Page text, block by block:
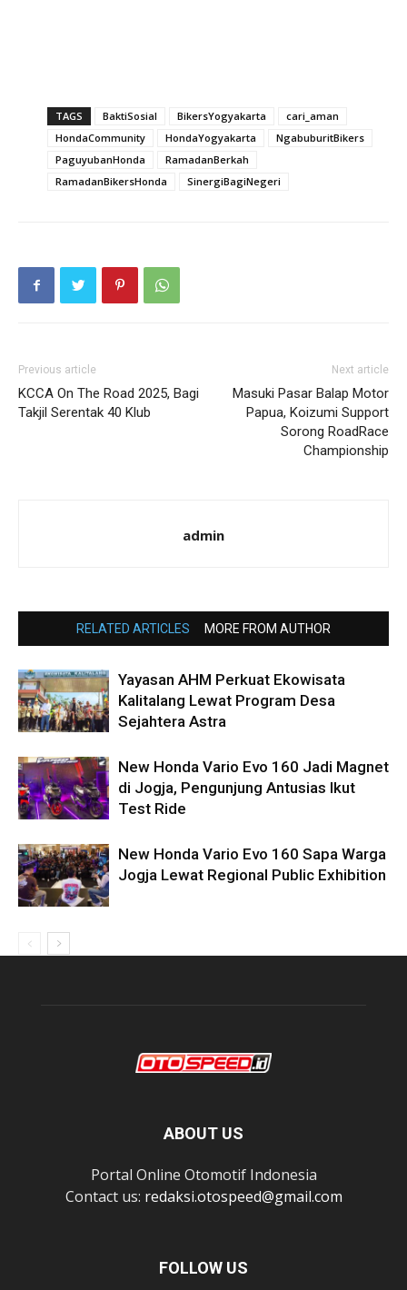
TAGS BaktiSosial BikersYogyakarta
cari_aman
HondaCommunity
HondaYogyakarta
NgabuburitBikers
PaguyubanHonda
RamadanBerkah
RamadanBikersHonda
SinergiBagiNegeri
Previous article
KCCA On The Road 2025, Bagi
Takjil Serentak 40 Klub
Next article
Masuki Pasar Balap Motor
Papua, Koizumi Support
Sorong RoadRace
Championship
admin
RELATED ARTICLES MORE FROM AUTHOR
Yayasan AHM Perkuat Ekowisata
Kalitalang Lewat Program Desa
Sejahtera Astra
New Honda Vario Evo 160 Jadi Magnet
di Jogja, Pengunjung Antusias Ikut
Test Ride
New Honda Vario Evo 160 Sapa Warga
Jogja Lewat Regional Public Exhibition
ABOUT US
Portal Online Otomotif Indonesia
Contact us: redaksi.otospeed@gmail.com
FOLLOW US